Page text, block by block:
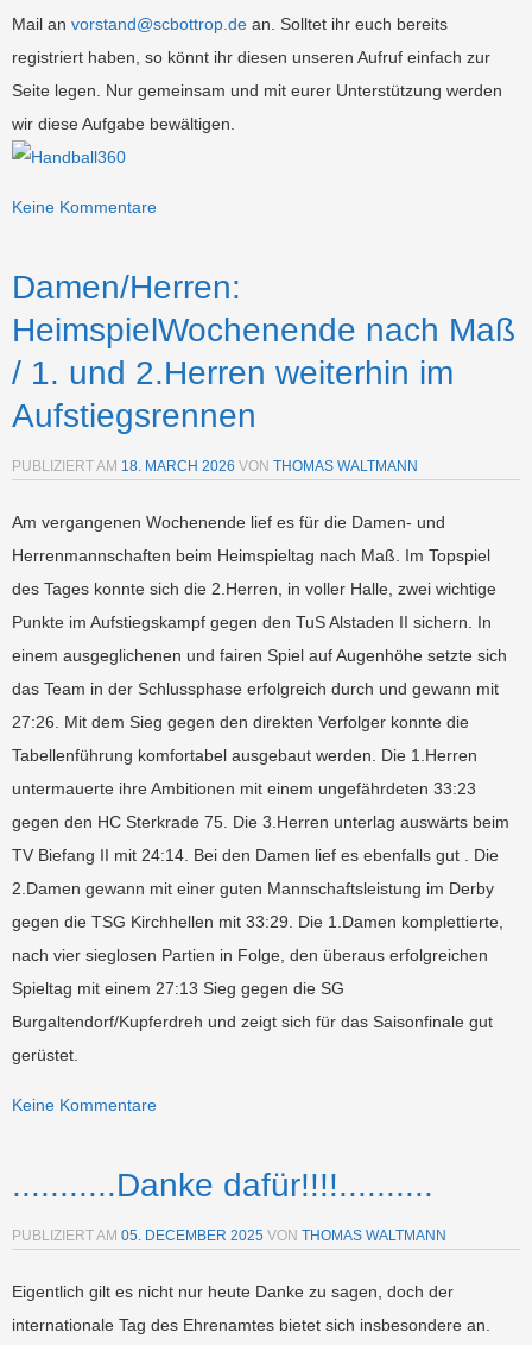
Mail an vorstand@scbottrop.de an. Solltet ihr euch bereits
registriert haben, so könnt ihr diesen unseren Aufruf einfach zur
Seite legen.
Nur gemeinsam und mit eurer Unterstützung werden
wir diese Aufgabe bewältigen.
Keine Kommentare
Damen/Herren:
HeimspielWochenende nach Maß
/ 1. und 2.Herren weiterhin im
Aufstiegsrennen
PUBLIZIERT AM 18. MARCH 2026 VON THOMAS WALTMANN
Am vergangenen Wochenende lief es für die Damen- und
Herrenmannschaften beim Heimspieltag nach Maß. Im Topspiel
des Tages konnte sich die 2.Herren, in voller Halle, zwei wichtige
Punkte im Aufstiegskampf gegen den TuS Alstaden II sichern. In
einem ausgeglichenen und fairen Spiel auf Augenhöhe setzte sich
das Team in der Schlussphase erfolgreich durch und gewann mit
27:26. Mit dem Sieg gegen den direkten Verfolger konnte die
Tabellenführung komfortabel ausgebaut werden. Die 1.Herren
untermauerte ihre Ambitionen mit einem ungefährdeten 33:23
gegen den HC Sterkrade 75. Die 3.Herren unterlag auswärts beim
TV Biefang II mit 24:14. Bei den Damen lief es ebenfalls gut . Die
2.Damen gewann mit einer guten Mannschaftsleistung im Derby
gegen die TSG Kirchhellen mit 33:29. Die 1.Damen komplettierte,
nach vier sieglosen Partien in Folge, den überaus erfolgreichen
Spieltag mit einem 27:13 Sieg gegen die SG
Burgaltendorf/Kupferdreh und zeigt sich für das Saisonfinale gut
gerüstet.
Keine Kommentare
...........Danke dafür!!!!..........
PUBLIZIERT AM 05. DECEMBER 2025 VON THOMAS WALTMANN
Eigentlich gilt es nicht nur heute Danke zu sagen, doch der
internationale Tag des Ehrenamtes bietet sich insbesondere an.